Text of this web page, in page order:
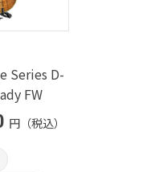
Series D-
FW
円（税込）